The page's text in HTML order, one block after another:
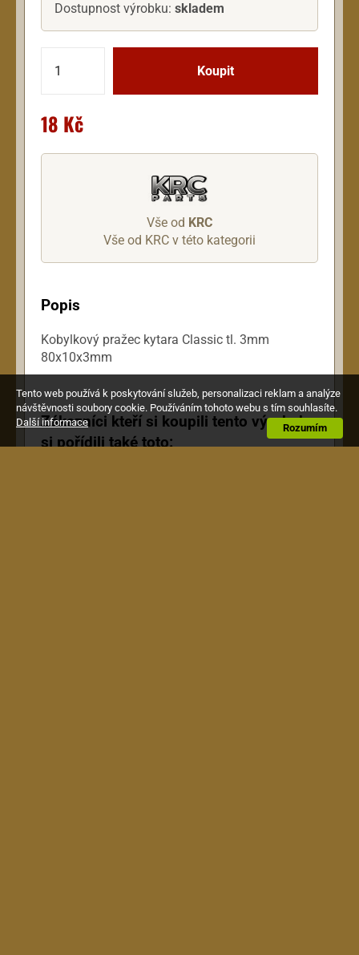
Dostupnost výrobku: skladem
18 Kč
Vše od KRC
Vše od KRC v této kategorii
Popis
Kobylkový pražec kytara Classic tl. 3mm
80x10x3mm
Zákazníci kteří si koupili tento výrobek,
si pořídili také toto:
Tento web používá k poskytování služeb, personalizaci reklam a analýze
návštěvnosti soubory cookie. Používáním tohoto webu s tím souhlasíte.
Rozumím
Další informace